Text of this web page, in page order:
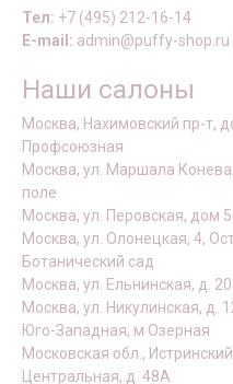
Тел: +7 (495) 212-16-14
E-mail: admin@puffy-shop.ru
Наши салоны
Москва, Нахимовский пр-т,
Профсоюзная
Москва, ул. Маршала
поле
Москва, ул. Перовская, дом
Москва, ул. Олонецкая, 4,
Ботанический сад
Москва, ул. Ельнинская, д.
Москва, ул. Никулинская, д.
Юго-Западная, м Озерная
Московская обл.,
Центральная, д. 48А